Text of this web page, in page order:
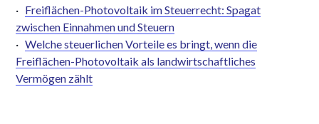
· Freiflächen-Photovoltaik im Steuerrecht: Spagat
zwischen Einnahmen und Steuern
·Welche steuerlichen Vorteile es bringt, wenn die
Freiflächen-Photovoltaik als landwirtschaftliches
Vermögen zählt